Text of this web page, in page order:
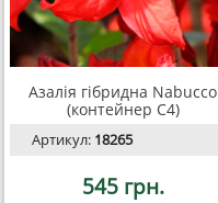
Азалія гібридна Nabucco
(контейнер С4)
Артикул: 18265
545 грн.